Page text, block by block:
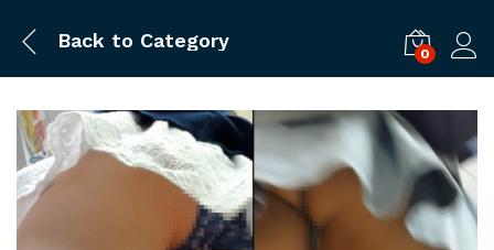
Back to Category
0